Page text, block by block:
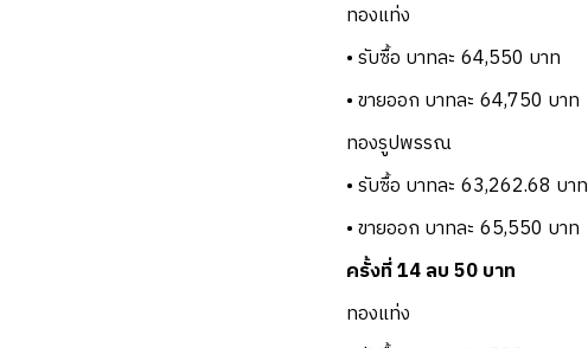
ทองแท่ง
• รับซื้อ บาทละ 64,550 บาท
• ขายออก บาทละ 64,750 บาท
ทองรูปพรรณ
• รับซื้อ บาทละ 63,262.68 บาท
• ขายออก บาทละ 65,550 บาท
ครั้งที่ 14 ลบ 50 บาท
ทองแท่ง